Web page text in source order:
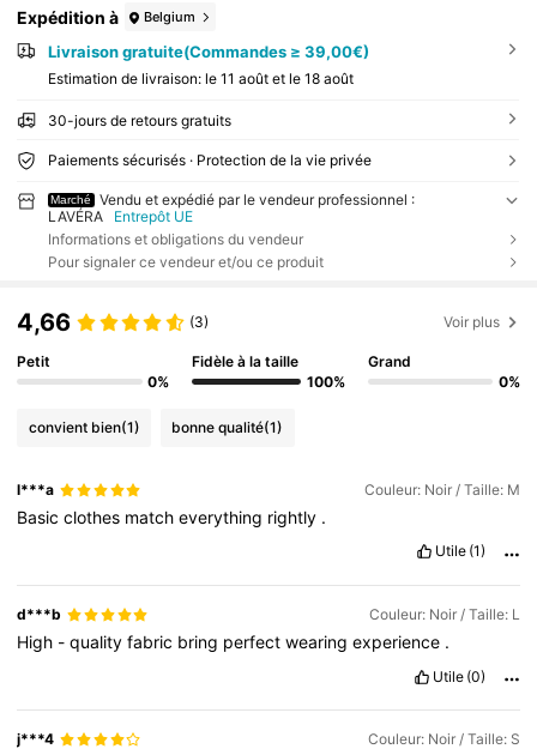
Expédition à Belgium
Livraison gratuite(Commandes ≥ 39,00€)
Estimation de livraison: le 11 août et le 18 août
30-jours de retours gratuits
Paiements sécurisés · Protection de la vie privée
Marché
Vendu et expédié par le vendeur professionnel :
LAVÉRA
Entrepôt UE
Informations et obligations du vendeur
Pour signaler ce vendeur et/ou ce produit
4,66 (3) Voir plus
Petit
0%
Fidèle à la taille
100%
Grand
0%
convient bien(1) bonne qualité(1)
l***a Couleur: Noir / Taille: M
Basicclothes matcheverything rightly .
Utile (1)
d***b Couleur: Noir / Taille: L
High -qualityfabric bring perfectwearingexperience .
Utile (0)
j***4 Couleur: Noir / Taille: S